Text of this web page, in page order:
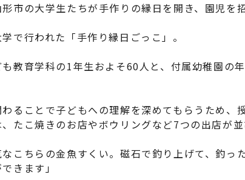
市の大学生たちが手作りの縁日を開き、園児を
で行われた「手作り縁日ごっこ」。
教育学科の1年生およそ60人と、付属幼稚園の
ることで子どもへの理解を深めてもらうため、
たこ焼きのお店やボウリングなど7つの出店が並
なこちらの金魚すくい。磁石で釣り上げて、釣っ
きます」